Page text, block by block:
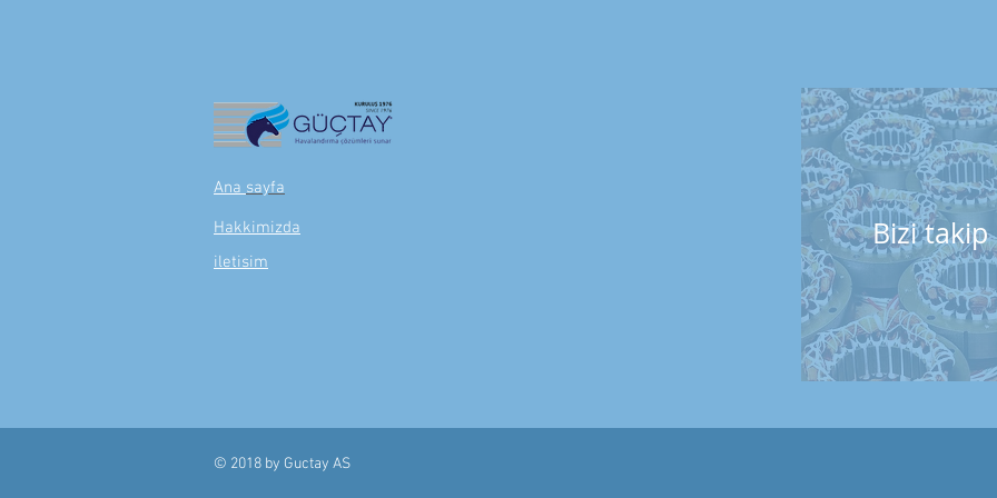
Ana sayfa
Hakkimizda
iletisim
Bizitakip
© 2018 by Guctay AS